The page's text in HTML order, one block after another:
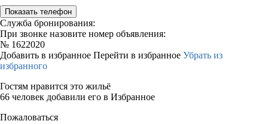
Показать телефон
Служба бронирования:
При звонке назовите номер объявления:
№ 1622020
Добавить в избранное Перейти в избранное Убрать из
избранного
Гостям нравится это жильё
66 человек добавили его в Избранное
Пожаловаться